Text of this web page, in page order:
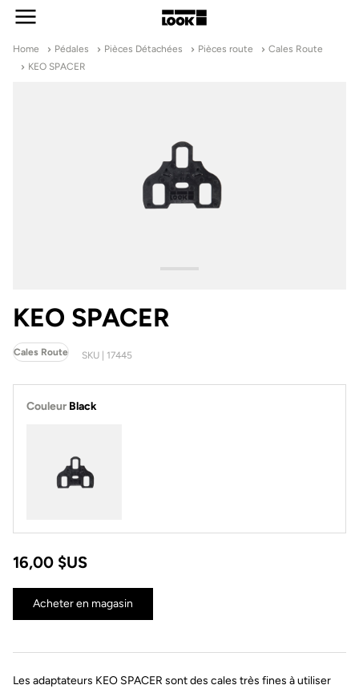
Home Pédales Pièces Détachées Pièces route
Cales Route
KEO SPACER
KEO SPACER
Cales Route SKU | 17445
Couleur Black
16,00 $US
Acheter en magasin
Les adaptateurs KEO SPACER sont des cales très fines à utiliser